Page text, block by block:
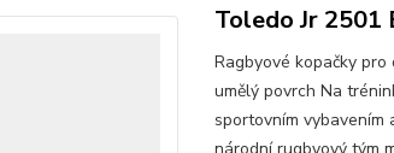
Toledo Jr 2501
Ragbyové kopačky
umělý povrch Na
sportovním vybavením